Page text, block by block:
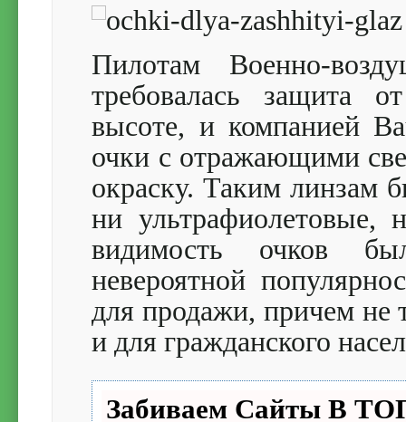
Пилотам Военно-
требовалась защита
высоте, и компанией
очки с отражающими
окраску. Таким линзам
ни ультрафиолетовые,
видимость очков
невероятной
для продажи, причем не
и для гражданского
Забиваем Сайты В